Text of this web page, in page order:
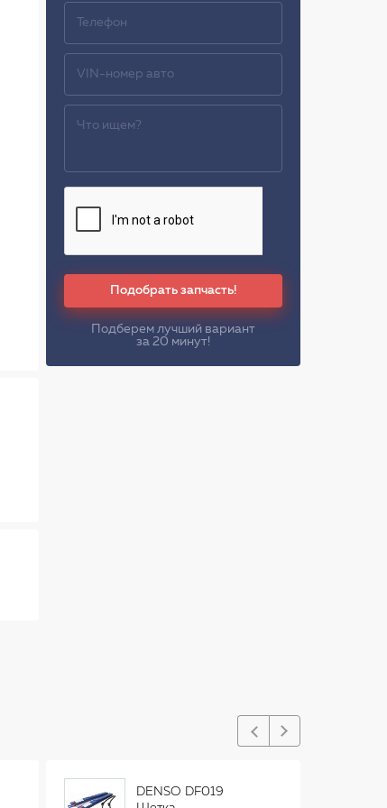
Подобрать запчасть!
Подберем лучший вариант
за 20 минут!
DENSO DF019